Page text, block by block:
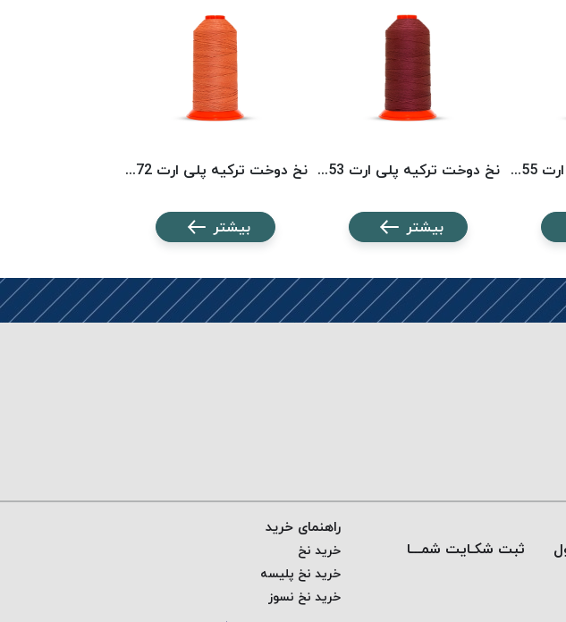
نخ دوخت ترکیه پلی ارت 8355 POLYART نخ دوخت ترکیه پلی ارت 8153 POLYART
بیشتر
نخ دوخت ترکیه پلی ارت 8072 POLYART
بیشتر
ثبت شکـایت شمـــا
راهنمای خرید
خرید نخ
خرید نخ پلیسه
خرید نخ نسوز